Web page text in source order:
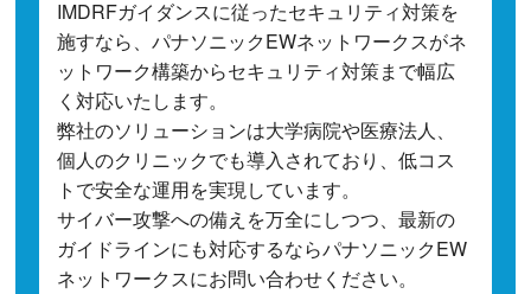
IMDRFガイダンスに従ったセキュリティ対策を
施すなら、パナソニックEWネットワークスがネ
ットワーク構築からセキュリティ対策まで幅広
く対応いたします。
弊社のソリューションは大学病院や医療法人、
個人のクリニックでも導入されており、低コス
トで安全な運用を実現しています。
サイバー攻撃への備えを万全にしつつ、最新の
ガイドラインにも対応するならパナソニックEW
ネットワークスにお問い合わせください。